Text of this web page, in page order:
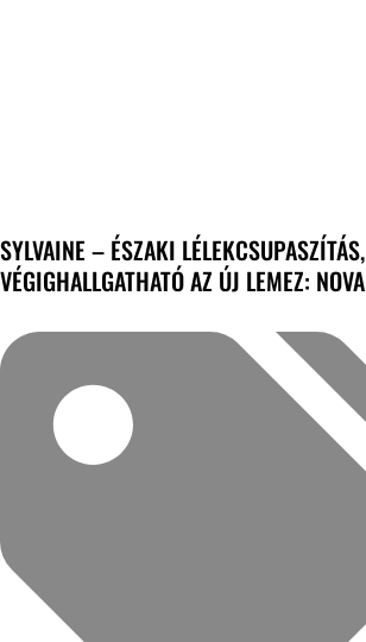
SYLVAINE – ÉSZAKI LÉLEKCSUPASZÍTÁS,
VÉGIGHALLGATHATÓ AZ ÚJ LEMEZ: NOVA